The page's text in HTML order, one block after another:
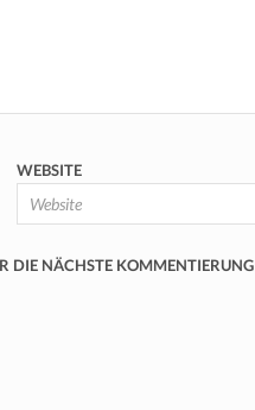
WEBSITE
DIE NÄCHSTE KOMMENTIERUNG